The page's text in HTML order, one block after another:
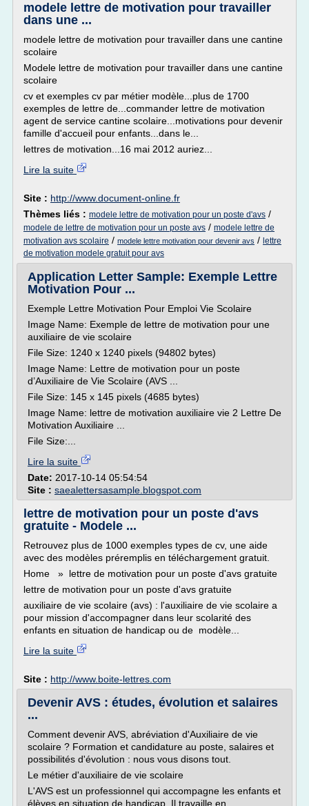
modele lettre de motivation pour travailler
dans une ...
modele lettre de motivation pour travailler dans une cantine
scolaire
Modele lettre de motivation pour travailler dans une cantine
scolaire
cv et exemples cv par métier modèle...plus de 1700
exemples de lettre de...commander lettre de motivation
agent de service cantine scolaire...motivations pour devenir
famille d'accueil pour enfants...dans le...
lettres de motivation...16 mai 2012 auriez...
Lire la suite
Site : http://www.document-online.fr
Thèmes liés : modele lettre de motivation pour un poste d'avs /
modele de lettre de motivation pour un poste avs / modele lettre de
motivation avs scolaire / modele lettre motivation pour devenir avs / lettre
de motivation modele gratuit pour avs
Application Letter Sample: Exemple Lettre
Motivation Pour ...
Exemple Lettre Motivation Pour Emploi Vie Scolaire
Image Name: Exemple de lettre de motivation pour une
auxiliaire de vie scolaire
File Size: 1240 x 1240 pixels (94802 bytes)
Image Name: Lettre de motivation pour un poste
d’Auxiliaire de Vie Scolaire (AVS ...
File Size: 145 x 145 pixels (4685 bytes)
Image Name: lettre de motivation auxiliaire vie 2 Lettre De
Motivation Auxiliaire ...
File Size:...
Lire la suite
Date: 2017-10-14 05:54:54
Site : saealettersasample.blogspot.com
lettre de motivation pour un poste d'avs
gratuite - Modele ...
Retrouvez plus de 1000 exemples types de cv, une aide
avec des modèles préremplis en téléchargement gratuit.
Home » lettre de motivation pour un poste d'avs gratuite
lettre de motivation pour un poste d'avs gratuite
auxiliaire de vie scolaire (avs) : l'auxiliaire de vie scolaire a
pour mission d'accompagner dans leur scolarité des
enfants en situation de handicap ou de modèle...
Lire la suite
Site : http://www.boite-lettres.com
Devenir AVS : études, évolution et salaires
...
Comment devenir AVS, abréviation d'Auxiliaire de vie
scolaire ? Formation et candidature au poste, salaires et
possibilités d'évolution : nous vous disons tout.
Le métier d'auxiliaire de vie scolaire
L'AVS est un professionnel qui accompagne les enfants et
élèves en situation de handicap. Il travaille en